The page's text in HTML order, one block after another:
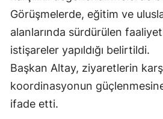
Görüşmelerde, eğitim ve
alanlarında sürdürülen
istişareler yapıldığı belirtildi.
Başkan Altay, ziyaretlerin
koordinasyonun güçlenmesine
ifade etti.